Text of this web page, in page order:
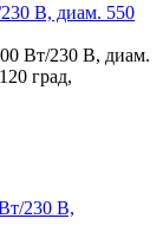
В, диам. 550
Вт/230 В, диам.
град,